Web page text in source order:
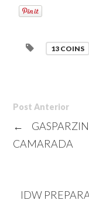
13 COINS
Post Anterior
←
CAMARADA
IDW